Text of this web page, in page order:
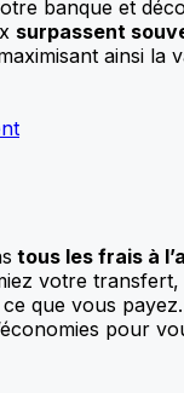
banque et
surpassent
ainsi la
tous les frais à
votre transfert,
que vous
pour